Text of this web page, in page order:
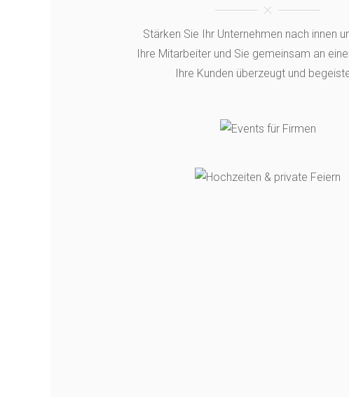
Stärken Sie Ihr Unternehmen nach innen
Ihre Mitarbeiter und Sie gemeinsam an
Ihre Kunden überzeugt und